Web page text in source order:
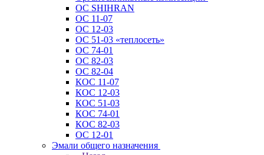
ОС SHIHRAN
ОС 11-07
ОС 12-03
ОС 51-03 «теплосеть»
ОС 74-01
ОС 82-03
ОС 82-04
КОС 11-07
КОС 12-03
КОС 51-03
КОС 74-01
КОС 82-03
ОС 12-01
Эмали общего назначения